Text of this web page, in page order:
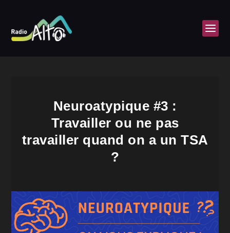
Neuroatypique #3 :
Travailler ou ne pas
travailler quand on a un TSA
?